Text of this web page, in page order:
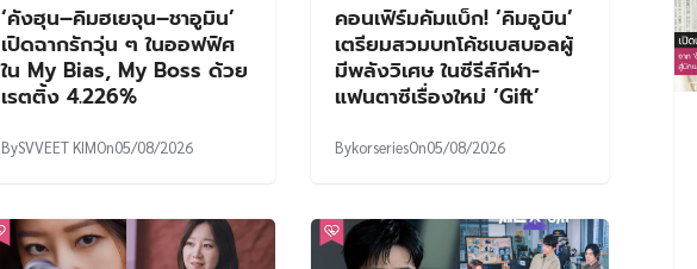
‘คังฮุน–คิมฮเยจุน–ชาอูมิน’
เปิดฉากรักวุ่น ๆ ในออฟฟิศ
ใน My Bias, My Boss ด้วย
เรตติ้ง 4.226%
BySVVEET KIMOn05/08/2026
คอนเฟิร์มคัมแบ็ก! ‘คิมอูบิน’
เตรียมสวมบทโค้ชเบสบอลผู้
มีพลังวิเศษ ในซีรีส์กีฬา-
แฟนตาซีเรื่องใหม่ ‘Gift’
BykorseriesOn05/08/2026